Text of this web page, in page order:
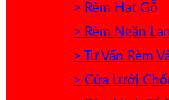
> Rèm Hạt Gỗ
> Rèm Ngăn
> Tư Vấn Rèm
> Cửa Lưới